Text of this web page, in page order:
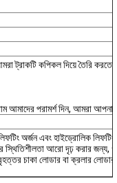
ট্রাকটি কপিকল দিয়ে তৈরি করতে
পরামর্শ দিন, আমরা
অর্জন এবং হাইড্রোলিক
স্থিতিশীলতা আরো দৃঢ় করার জন্য,
চাকা লোডার বা ক্রলার লোডার